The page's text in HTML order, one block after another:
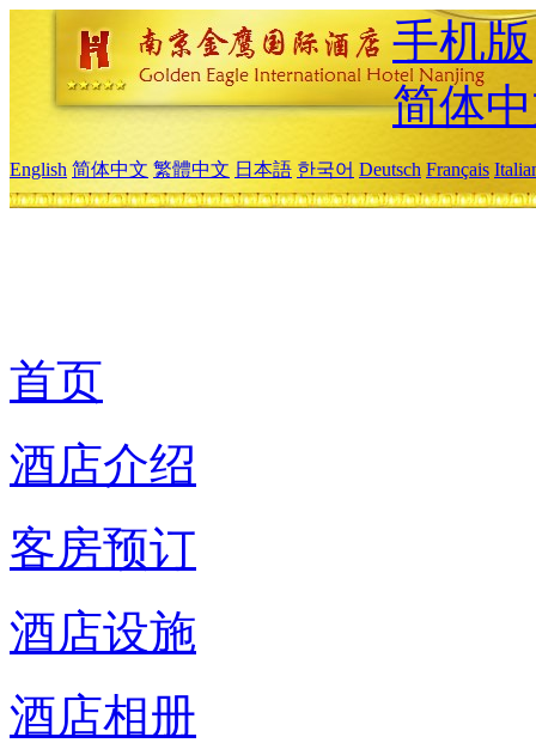
手机版
简体
English 简体中文 繁體中文 日本語 한국어 Deutsch Français
首页
酒店介绍
客房预订
酒店设施
酒店相册